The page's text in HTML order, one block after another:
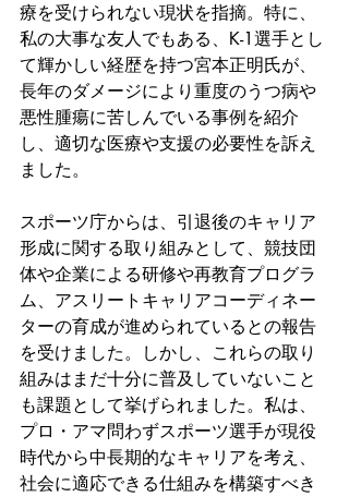
療を受けられない現状を指摘。特に、
私の大事な友人でもある、K-1選手とし
て輝かしい経歴を持つ宮本正明氏が、
長年のダメージにより重度のうつ病や
悪性腫瘍に苦しんでいる事例を紹介
し、適切な医療や支援の必要性を訴え
ました。
スポーツ庁からは、引退後のキャリア
形成に関する取り組みとして、競技団
体や企業による研修や再教育プログラ
ム、アスリートキャリアコーディネー
ターの育成が進められているとの報告
を受けました。しかし、これらの取り
組みはまだ十分に普及していないこと
も課題として挙げられました。私は、
プロ・アマ問わずスポーツ選手が現役
時代から中長期的なキャリアを考え、
社会に適応できる仕組みを構築すべき